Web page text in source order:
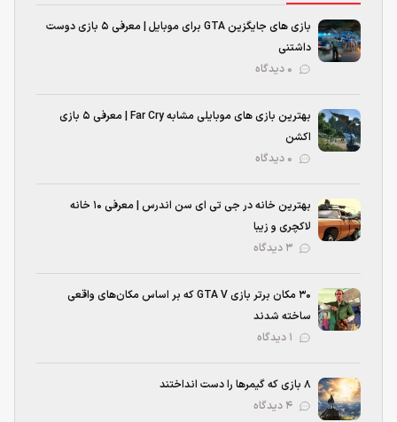
بازی های جایگزین GTA برای موبایل | معرفی ۵ بازی دوست
داشتنی
بهترین بازی‌ های موبایلی مشابه Far Cry | معرفی ۵ بازی
اکشن
بهترین خانه در جی تی ای سن اندرس | معرفی ۱۰ خانه
لاکچری و زیبا
۳۰ مکان برتر بازی GTA V که بر اساس مکان‌های واقعی
ساخته شدند
۸ بازی که گیمرها را دست انداختند